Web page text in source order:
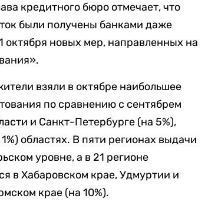
кредитного бюро отмечает, что
были получены банками даже
октября новых мер, направленных на
взяли в октябре наибольшее
по сравнению с сентябрем
и Санкт-Петербурге (на 5%),
областях. В пяти регионах выдачи
уровне, а в 21 регионе
в Хабаровском крае, Удмуртии и
крае (на 10%).